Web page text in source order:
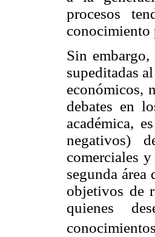
procesos
conocimiento
Sin
supeditadas
económicos,
debates en
académica,
negativos)
comerciales
segunda
objetivos de
quienes